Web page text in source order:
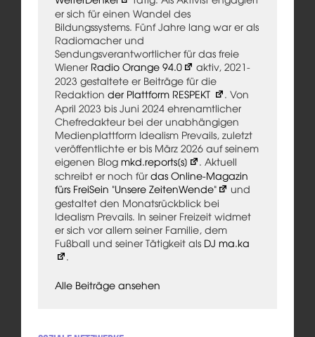
er sich für einen Wandel des
Bildungssystems. Fünf Jahre lang war er als
Radiomacher und
Sendungsverantwortlicher für das freie
Wiener Radio Orange 94.0
aktiv, 2021-
2023 gestaltete er Beiträge für die
Redaktion der Plattform RESPEKT
. Von
April 2023 bis Juni 2024 ehrenamtlicher
Chefredakteur bei der unabhängigen
Medienplattform Idealism Prevails, zuletzt
veröffentlichte er bis März 2026 auf seinem
eigenen Blog mkd.reports[s]
. Aktuell
schreibt er noch für das Online-Magazin
fürs FreiSein "Unsere ZeitenWende"
und
gestaltet den Monatsrückblick bei
Idealism Prevails. In seiner Freizeit widmet
er sich vor allem seiner Familie, dem
Fußball und seiner Tätigkeit als DJ ma.ka
.
Alle Beiträge ansehen